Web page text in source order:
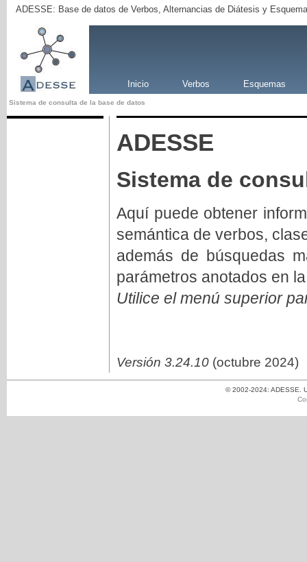
ADESSE: Base de datos de Verbos, Alternancias de Diátesis y
Inicio Verbos Esquemas
Sistema de consulta de la base de datos
ADESSE
Sistema de
Aquí puede obtener
semántica de verbos,
además de búsquedas
parámetros anotados en
Utilice el menú superior
Versión 3.24.10 (octubre 2024)
© 2002-2024: ADESSE.